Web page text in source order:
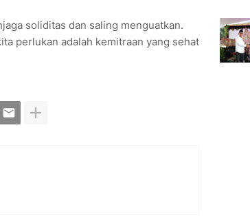
soliditas dan saling menguatkan.
perlukan adalah kemitraan yang sehat